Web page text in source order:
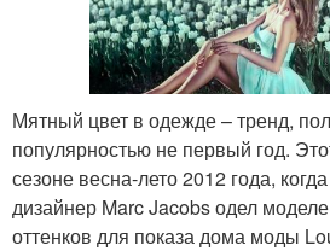
Мятный цвет в одежде – тренд,
популярностью не первый год.
сезоне весна-лето 2012 года,
дизайнер Marc Jacobs одел
оттенков для показа дома моды